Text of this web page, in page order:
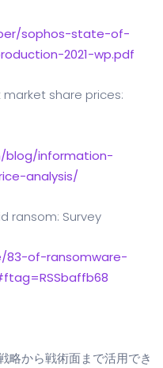
sophos-state-of-
2021-wp.pdf
share prices:
blog/information-
analysis/
ransom: Survey
83-of-ransomware-
略から戦術面まで活用でき